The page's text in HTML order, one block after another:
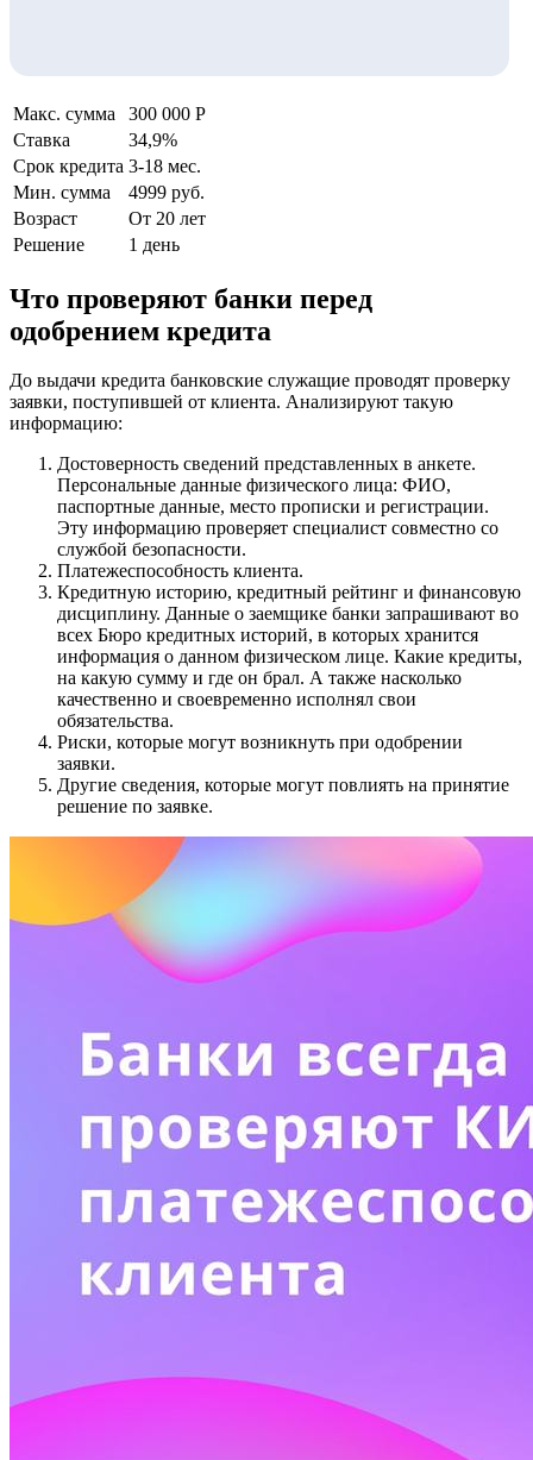
Макс. сумма
300 000 Р
Ставка
34,9%
Срок кредита 3-18 мес.
Мин. сумма
4999 руб.
Возраст
От 20 лет
Решение
1 день
Что проверяют банки перед
одобрением кредита
До выдачи кредита банковские служащие проводят проверку
заявки, поступившей от клиента. Анализируют такую
информацию:
Достоверность сведений представленных в анкете.
Персональные данные физического лица: ФИО,
паспортные данные, место прописки и регистрации.
Эту информацию проверяет специалист совместно со
службой безопасности.
Платежеспособность клиента.
Кредитную историю, кредитный рейтинг и финансовую
дисциплину. Данные о заемщике банки запрашивают во
всех Бюро кредитных историй, в которых хранится
информация о данном физическом лице. Какие кредиты,
на какую сумму и где он брал. А также насколько
качественно и своевременно исполнял свои
обязательства.
Риски, которые могут возникнуть при одобрении
заявки.
Другие сведения, которые могут повлиять на принятие
решение по заявке.